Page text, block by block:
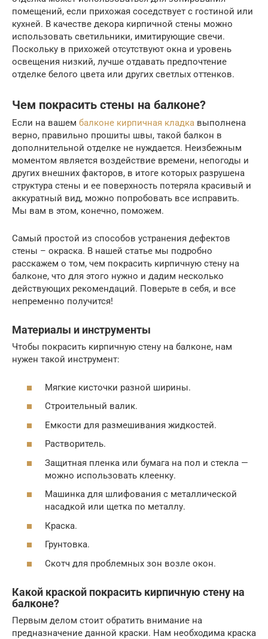
помещений, если прихожая соседствует с гостиной или
кухней. В качестве декора кирпичной стены можно
использовать светильники, имитирующие свечи.
Поскольку в прихожей отсутствуют окна и уровень
освещения низкий, лучше отдавать предпочтение
отделке белого цвета или других светлых оттенков.
Чем покрасить стены на балконе?
Если на вашем балконе кирпичная кладка выполнена
верно, правильно прошиты швы, такой балкон в
дополнительной отделке не нуждается. Неизбежным
моментом является воздействие времени, непогоды и
других внешних факторов, в итоге которых разрушена
структура стены и ее поверхность потеряла красивый и
аккуратный вид, можно попробовать все исправить.
Мы вам в этом, конечно, поможем.
Самый простой из способов устранения дефектов
стены – окраска. В нашей статье мы подробно
расскажем о том, чем покрасить кирпичную стену на
балконе, что для этого нужно и дадим несколько
действующих рекомендаций. Поверьте в себя, и все
непременно получится!
Материалы и инструменты
Чтобы покрасить кирпичную стену на балконе, нам
нужен такой инструмент:
Мягкие кисточки разной ширины.
Строительный валик.
Емкости для размешивания жидкостей.
Растворитель.
Защитная пленка или бумага на пол и стекла —
можно использовать клеенку.
Машинка для шлифования с металлической
насадкой или щетка по металлу.
Краска.
Грунтовка.
Скотч для проблемных зон возле окон.
Какой краской покрасить кирпичную стену на
балконе?
Первым делом стоит обратить внимание на
предназначение данной краски. Нам необходима краска